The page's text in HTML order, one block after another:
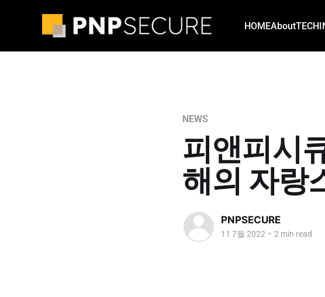
HOMEAboutTECH
NEWS
피앤피시
해의 자랑
PNPSECURE
11 7월 2022 • 2 min read